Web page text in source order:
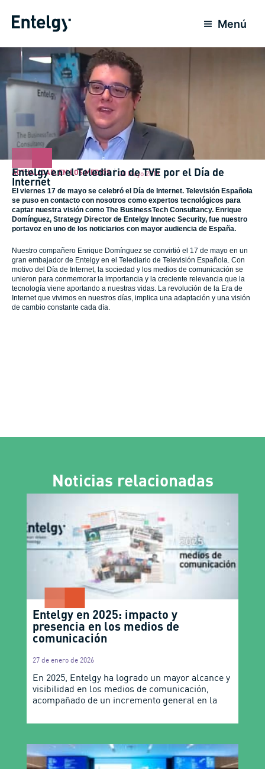
Menú
ACTUALIDAD,EN LOS MEDIOS 20 Mayo 2019
Entelgy en el Telediario de TVE por el Día de
Internet
El viernes 17 de mayo se celebró el Día de Internet. Televisión Española
se puso en contacto con nosotros como expertos tecnológicos para
captar nuestra visión como The BusinessTech Consultancy. Enrique
Domínguez, Strategy Director de Entelgy Innotec Security, fue nuestro
portavoz en uno de los noticiarios con mayor audiencia de España.
Nuestro compañero Enrique Domínguez se convirtió el 17 de mayo en un
gran embajador de Entelgy en el Telediario de Televisión Española. Con
motivo del Día de Internet, la sociedad y los medios de comunicación se
unieron para conmemorar la importancia y la creciente relevancia que la
tecnología viene aportando a nuestras vidas. La revolución de la Era de
Internet que vivimos en nuestros días, implica una adaptación y una visión
de cambio constante cada día.
Noticias relacionadas
Entelgy en 2025: impacto y
presencia en los medios de
comunicación
27 de enero de 2026
En 2025, Entelgy ha logrado un mayor alcance y
visibilidad en los medios de comunicación,
acompañado de un incremento general en la